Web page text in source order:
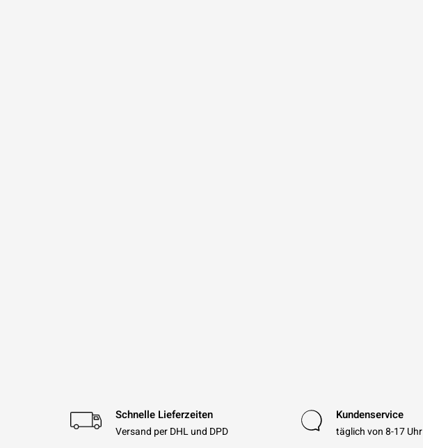
Schnelle Lieferzeiten
Versand per DHL und DPD
Kundenservice
täglich von 8-17 Uhr